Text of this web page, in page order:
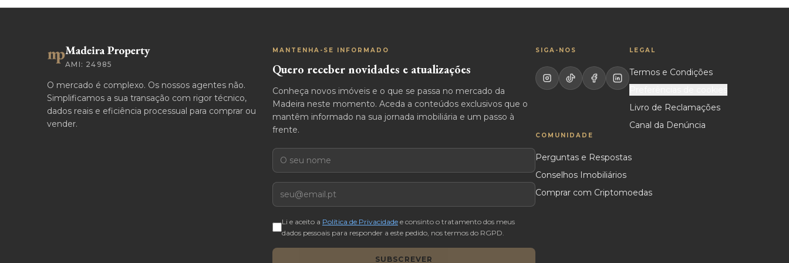
AMI: 24985
O mercado é complexo. Os nossos agentes não.
Simplificamos a sua transação com rigor técnico,
dados reais e eficiência processual para comprar ou
vender.
MANTENHA-SE INFORMADO
Quero receber novidades e atualizações
Conheça novos imóveis e o que se passa no mercado da
Madeira neste momento. Aceda a conteúdos exclusivos que o
mantêm informado na sua jornada imobiliária e um passo à
frente.
Nome
E-mail
Li e aceito a Política de Privacidade e consinto o tratamento dos meus
dados pessoais para responder a este pedido, nos termos do RGPD.
SUBSCREVER
SIGA-NOS LEGAL
Termos e Condições
Livro de Reclamações
Canal da Denúncia
COMUNIDADE
Perguntas e Respostas
Conselhos Imobiliários
Comprar com Criptomoedas